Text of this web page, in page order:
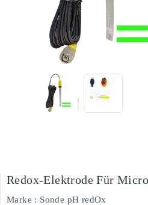
Redox-Elektrode Für
Marke : Sonde pH redOx